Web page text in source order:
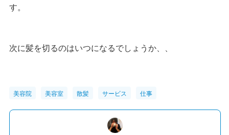
す。
次に髪を切るのはいつになるでしょうか、、
美容院 美容室 散髪 サービス 仕事